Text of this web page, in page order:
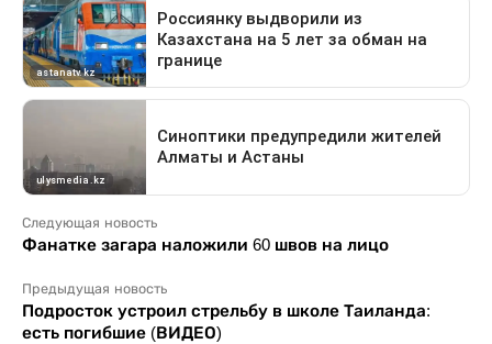
Следующая новость
Фанатке загара наложили 60 швов на лицо
Предыдущая новость
Подросток устроил стрельбу в школе Таиланда:
есть погибшие (ВИДЕО)